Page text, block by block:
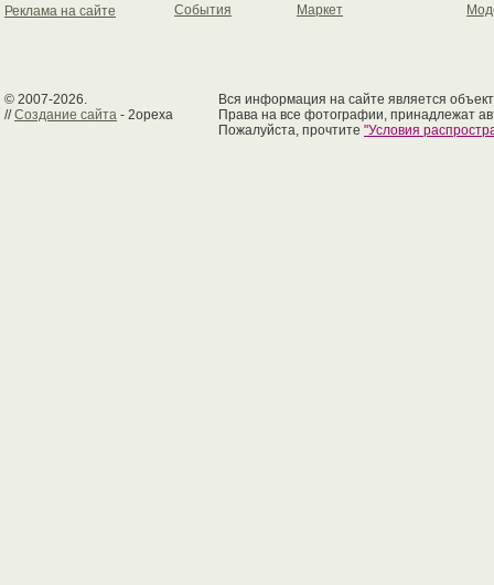
Реклама на сайте
События
Маркет
© 2007-2026.
//Создание сайта - 2opexa
Вся информация на сайте является
Права на все фотографии, принадлежат
Пожалуйста, прочтите "Условия